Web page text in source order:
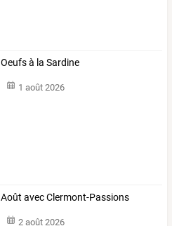
Oeufs à la Sardine
1 août 2026
Août avec Clermont-Passions
2 août 2026